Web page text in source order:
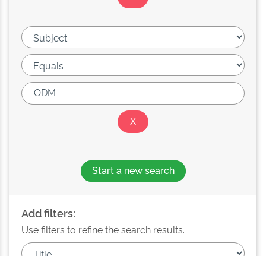
Start a new search
Add filters:
Use filters to refine the search results.